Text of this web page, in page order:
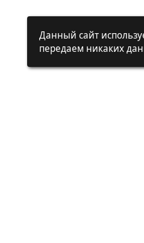
Данный сайт
передаем никаких